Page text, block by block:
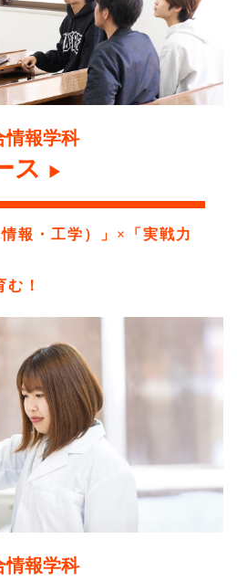
閉じる
情報学科
ス ▶
報・工学）」×「実戦力
！
情報学科